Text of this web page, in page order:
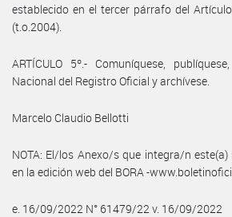
establecido en el tercer párrafo del
(t.o.2004).
ARTÍCULO 5º.- Comuníquese,
Nacional del Registro Oficial y archívese.
Marcelo Claudio Bellotti
NOTA: El/los Anexo/s que integra/n
en la edición web del BORA -
e. 16/09/2022 N° 61479/22 v. 16/09/2022